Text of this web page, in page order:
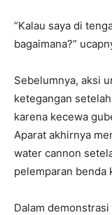
“Kalau saya di
bagaimana?”
Sebelumnya, aksi
ketegangan
karena kecewa
Aparat akhirnya
water cannon
pelemparan benda
Dalam